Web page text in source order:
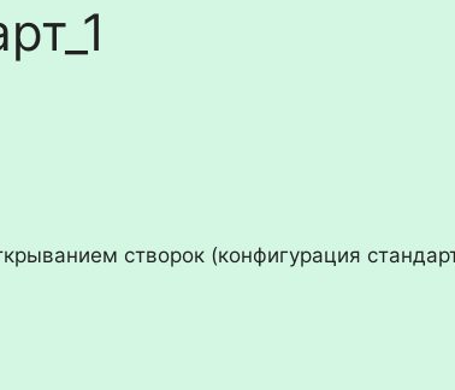
створок (конфигурация